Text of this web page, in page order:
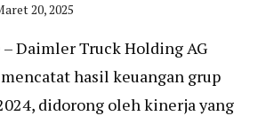
20, 2025
– Daimler Truck Holding AG
hasil keuangan grup
didorong oleh kinerja yang